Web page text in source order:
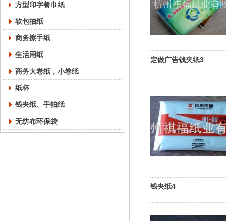
方型印字餐巾纸
软包抽纸
商务擦手纸
生活用纸
商务大卷纸，小卷纸
纸杯
钱夹纸、手帕纸
无纺布环保袋
定做广告钱夹纸3
钱夹纸4